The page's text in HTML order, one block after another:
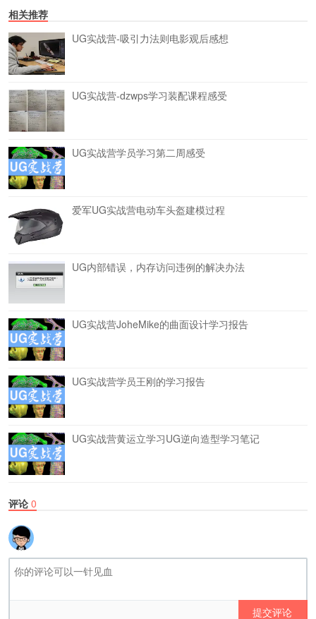
相关推荐
UG实战营-吸引力法则电影观后感想
UG实战营-dzwps学习装配课程感受
UG实战营学员学习第二周感受
爱军UG实战营电动车头盔建模过程
UG内部错误，内存访问违例的解决办法
UG实战营JoheMike的曲面设计学习报告
UG实战营学员王刚的学习报告
UG实战营黄运立学习UG逆向造型学习笔记
评论 0
提交评论